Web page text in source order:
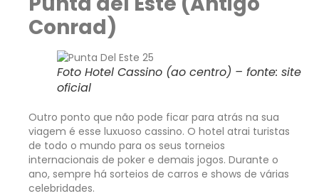
Conrad)
Foto Hotel Cassino (ao centro) – fonte: site
oficial
Outro ponto que não pode ficar para atrás na sua
viagem é esse luxuoso cassino. O hotel atrai turistas
de todo o mundo para os seus torneios
internacionais de poker e demais jogos. Durante o
ano, sempre há sorteios de carros e shows de várias
celebridades.